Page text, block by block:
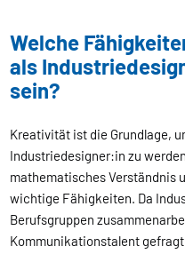
Welche
als
sein?
Kreativität ist die Grundlage,
Industriedesigner:in zu
mathematisches Verständnis
wichtige Fähigkeiten. Da
Berufsgruppen
Kommunikationstalent